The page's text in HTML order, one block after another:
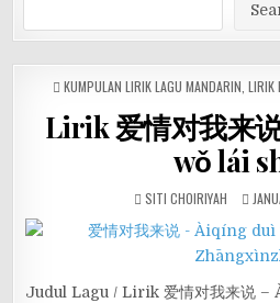
POSTED
KUMPULAN LIRIK LAGU MANDARIN LIRIK
Lirik 爱情对我来
wǒ lái
SITI CHOIRIYAH
Judul Lagu / Lirik 爱情对我来说